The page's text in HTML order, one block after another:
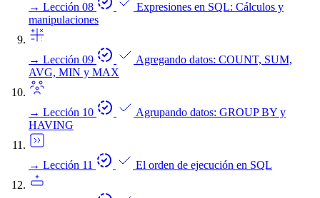
→ Lección 08
Expresiones en SQL: Cálculos y
manipulaciones
→ Lección 09
Agregando datos: COUNT, SUM,
AVG, MIN y MAX
→ Lección 10
Agrupando datos: GROUP BY y
HAVING
→ Lección 11 El orden de ejecución en SQL